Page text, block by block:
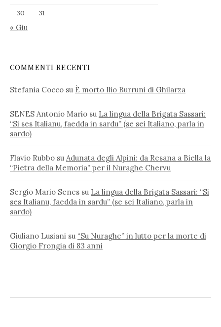
30
31
« Giu
COMMENTI RECENTI
Stefania Cocco su È morto Ilio Burruni di Ghilarza
SENES Antonio Mario su La lingua della Brigata Sassari:
“Si ses Italianu, faedda in sardu” (se sei Italiano, parla in
sardo)
Flavio Rubbo su Adunata degli Alpini: da Resana a Biella la
“Pietra della Memoria” per il Nuraghe Chervu
Sergio Mario Senes su La lingua della Brigata Sassari: “Si
ses Italianu, faedda in sardu” (se sei Italiano, parla in
sardo)
Giuliano Lusiani su “Su Nuraghe” in lutto per la morte di
Giorgio Frongia di 83 anni